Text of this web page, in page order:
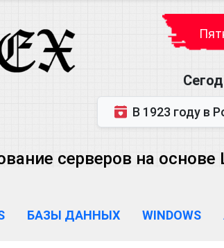
В 1923 году в Ростове-на-Дону
серверов на основе
БАЗЫ ДАННЫХ WINDOWS